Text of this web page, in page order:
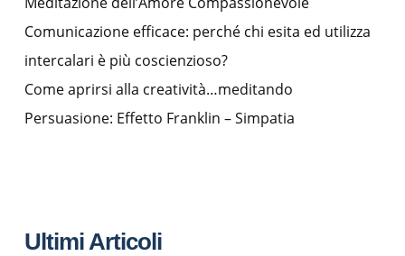
Comunicazione efficace: perché chi esita ed utilizza
intercalari è più coscienzioso?
Come aprirsi alla creatività…meditando
Persuasione: Effetto Franklin – Simpatia
Ultimi Articoli